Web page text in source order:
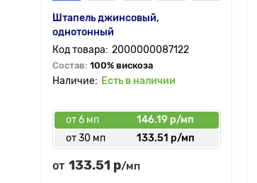
Штапель джинсовый,
однотонный
2000000087122
Состав: 100% вискоза
Есть в наличии
от 6 мп
146.19 р/мп
от 30 мп
133.51 р/мп
от 133.51 р/мп